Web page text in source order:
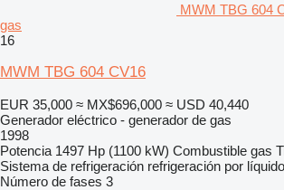
MWM TBG 604
gas
16
MWM TBG 604 CV16
EUR 35,000 ≈ MX$696,000 ≈ USD 40,440
Generador eléctrico - generador de gas
1998
Potencia 1497 Hp (1100 kW) Combustible gas
Sistema de refrigeración refrigeración por líquido
Número de fases 3